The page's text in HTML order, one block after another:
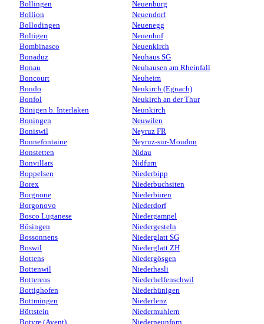
Bollingen
Bollion
Bollodingen
Boltigen
Bombinasco
Bonaduz
Bonau
Boncourt
Bondo
Bonfol
Bönigen b. Interlaken
Boningen
Boniswil
Bonnefontaine
Bonstetten
Bonvillars
Boppelsen
Borex
Borgnone
Borgonovo
Bosco Luganese
Bösingen
Bossonnens
Boswil
Bottens
Bottenwil
Botterens
Bottighofen
Bottmingen
Böttstein
Botyre (Ayent)
Neuenburg
Neuendorf
Neuenegg
Neuenhof
Neuenkirch
Neuhaus SG
Neuhausen am Rheinfall
Neuheim
Neukirch (Egnach)
Neukirch an der Thur
Neunkirch
Neuwilen
Neyruz FR
Neyruz-sur-Moudon
Nidau
Nidfurn
Niederbipp
Niederbuchsiten
Niederbüren
Niederdorf
Niedergampel
Niedergesteln
Niederglatt SG
Niederglatt ZH
Niedergösgen
Niederhasli
Niederhelfenschwil
Niederhünigen
Niederlenz
Niedermuhlern
Niederneunforn